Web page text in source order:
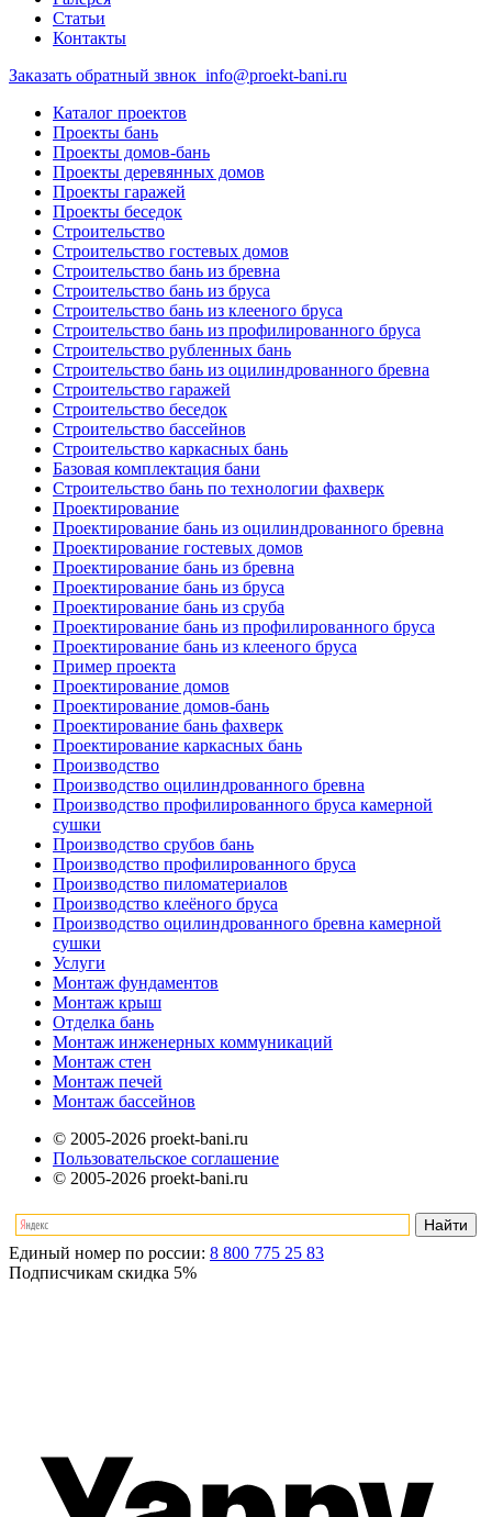
Статьи
Контакты
Заказать обратный звнок info@proekt-bani.ru
Каталог проектов
Проекты бань
Проекты домов-бань
Проекты деревянных домов
Проекты гаражей
Проекты беседок
Строительство
Строительство гостевых домов
Строительство бань из бревна
Строительство бань из бруса
Строительство бань из клееного бруса
Строительство бань из профилированного бруса
Строительство рубленных бань
Строительство бань из оцилиндрованного бревна
Строительство гаражей
Строительство беседок
Строительство бассейнов
Строительство каркасных бань
Базовая комплектация бани
Строительство бань по технологии фахверк
Проектирование
Проектирование бань из оцилиндрованного бревна
Проектирование гостевых домов
Проектирование бань из бревна
Проектирование бань из бруса
Проектирование бань из сруба
Проектирование бань из профилированного бруса
Проектирование бань из клееного бруса
Пример проекта
Проектирование домов
Проектирование домов-бань
Проектирование бань фахверк
Проектирование каркасных бань
Производство
Производство оцилиндрованного бревна
Производство профилированного бруса камерной
сушки
Производство срубов бань
Производство профилированного бруса
Производство пиломатериалов
Производство клеёного бруса
Производство оцилиндрованного бревна камерной
сушки
Услуги
Монтаж фундаментов
Монтаж крыш
Отделка бань
Монтаж инженерных коммуникаций
Монтаж стен
Монтаж печей
Монтаж бассейнов
© 2005-2026 proekt-bani.ru
Пользовательское соглашение
© 2005-2026 proekt-bani.ru
Единый номер по россии: 8 800 775 25 83
Подписчикам скидка 5%